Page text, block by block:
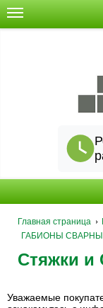
Главная страница
ГАБИОНЫ
Стяжки и
Уважаемые